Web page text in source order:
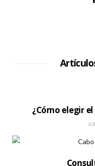
¿Cómo elegir